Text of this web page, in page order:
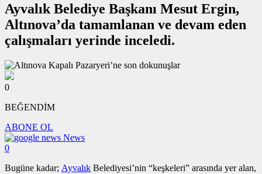
Ayvalık Belediye Başkanı Mesut Ergin,
Altınova’da tamamlanan ve devam eden
çalışmaları yerinde inceledi.
0
BEĞENDİM
ABONE OL
News
0
Bugüne kadar; Ayvalık Belediyesi’nin “keşkeleri” arasında yer alan,